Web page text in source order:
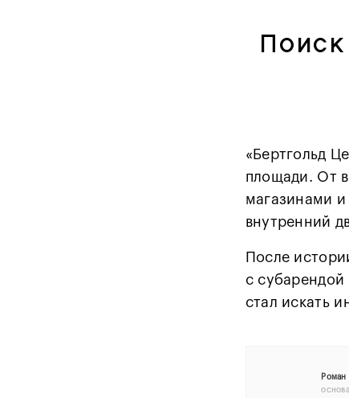
«Бертгольд
площади. От
магазинами и
внутренний
После
с
стал искать
Роман